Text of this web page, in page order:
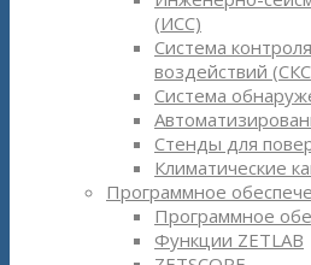
(ИСС)
Система
воздействий
Система
Стенды для
Климатические
Программное
Программное
Функции ZETLAB